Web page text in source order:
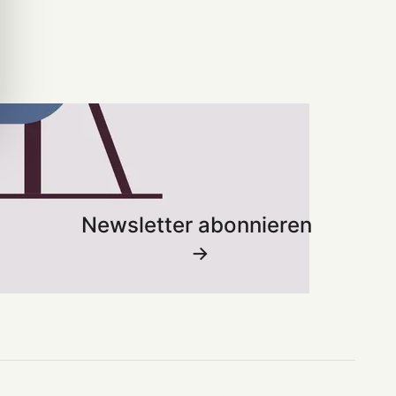
Newsletter abonnieren